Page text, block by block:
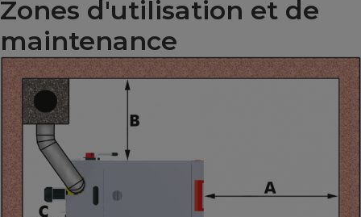
Zones d'utilisation et de
maintenance